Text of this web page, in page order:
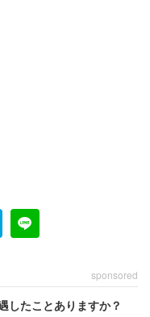
してたったの3日。1
ん」
sponsored
したことありますか？